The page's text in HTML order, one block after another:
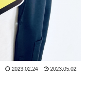
2023.02.24 2023.05.02